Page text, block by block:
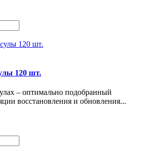
120 шт.
– оптимально подобранный
восстановления и обновления...